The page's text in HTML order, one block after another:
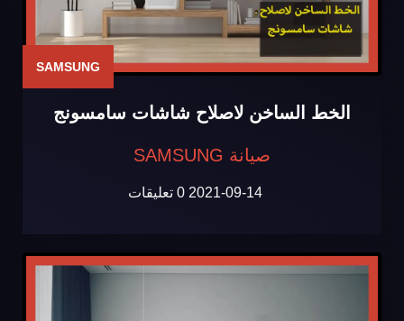
SAMSUNG
الخط الساخن لاصلاح شاشات سامسونج
صيانة SAMSUNG
2021-09-14 0 تعليقات